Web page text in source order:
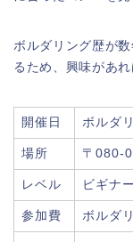
ボルダリング歴が
るため、興味があ
開催日 ボルダ
場所 〒080-
レベル ビギナ
参加費 ボルダ